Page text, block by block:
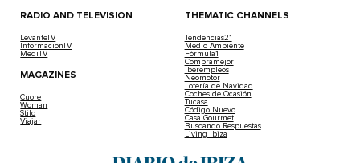
RADIO AND TELEVISION
LevanteTV
InformacionTV
MediTV
MAGAZINES
Cuore
Woman
Stilo
Viajar
THEMATIC CHANNELS
Tendencias21
Medio Ambiente
Fórmula1
Compramejor
Iberempleos
Neomotor
Lotería de Navidad
Coches de Ocasión
Tucasa
Código Nuevo
Casa Gourmet
Buscando Respuestas
Living Ibiza